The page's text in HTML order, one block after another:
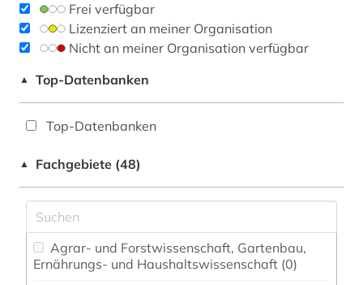
Frei verfügbar
Lizenziert an meiner Organisation
Nicht an meiner Organisation verfügbar
▲ Top-Datenbanken
Top-Datenbanken
▲ Fachgebiete (48)
Ernährungs- und Haushaltswissenschaft (0)